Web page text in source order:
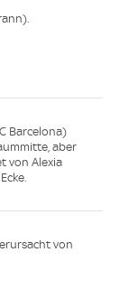
Barcelona)
aber
von Alexia
von